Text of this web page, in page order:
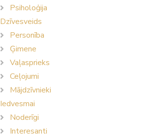
Psiholoģija
Dzīvesveids
Personība
Ģimene
Vaļasprieks
Ceļojumi
Mājdzīvnieki
Iedvesmai
Noderīgi
Interesanti